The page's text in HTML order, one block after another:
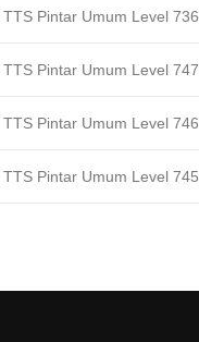
Pintar Umum Level 736
Pintar Umum Level 747
Pintar Umum Level 746
Pintar Umum Level 745